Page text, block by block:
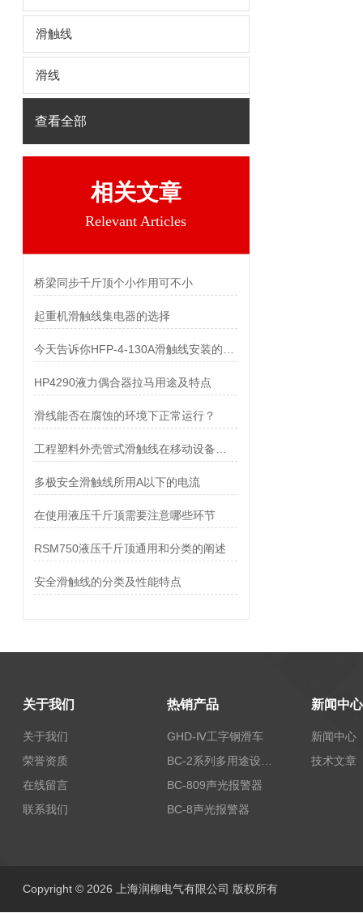
滑触线
滑线
查看全部
相关文章
Relevant Articles
桥梁同步千斤顶个小作用可不小
起重机滑触线集电器的选择
HP4290液力偶合器拉马用途及特点
滑线能否在腐蚀的环境下正常运行？
多极安全滑触线所用A以下的电流
在使用液压千斤顶需要注意哪些环节
RSM750液压千斤顶通用和分类的阐述
安全滑触线的分类及性能特点
关于我们
关于我们
荣誉资质
在线留言
联系我们
热销产品
GHD-Ⅳ工字钢滑车
BC-809声光报警器
BC-8声光报警器
新闻中心
新闻中心
技术文章
Copyright © 2026 上海润柳电气有限公司 版权所有